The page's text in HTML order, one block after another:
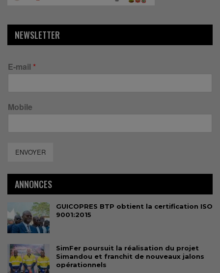
NEWSLETTER
E-mail *
Mobile
ENVOYER
ANNONCES
GUICOPRES BTP obtient la certification ISO
9001:2015
SimFer poursuit la réalisation du projet
Simandou et franchit de nouveaux jalons
opérationnels